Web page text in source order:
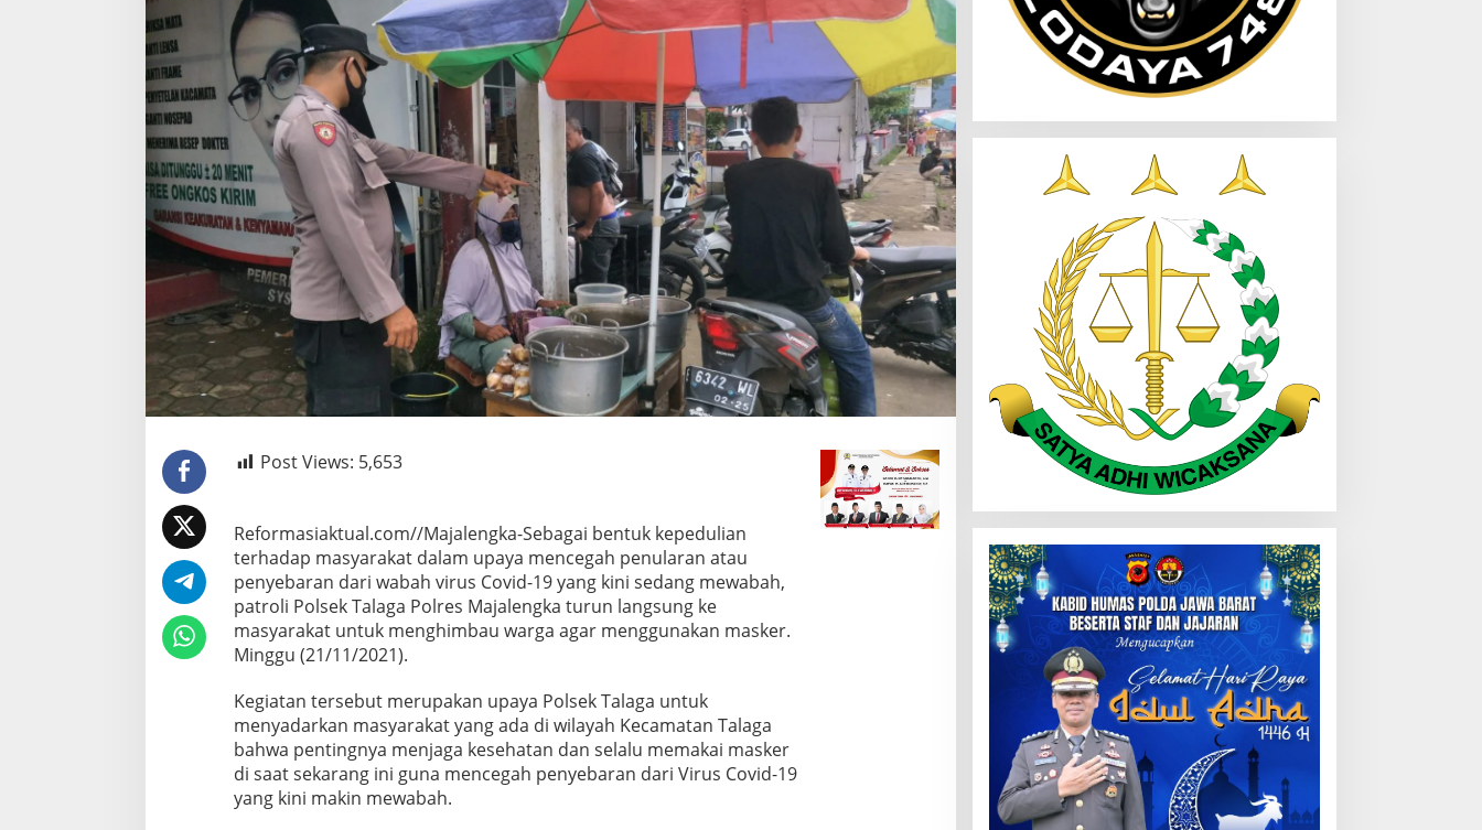
Post Views: 5,653
Reformasiaktual.com//Majalengka-Sebagai bentuk kepedulian
terhadap masyarakat dalam upaya mencegah penularan atau
penyebaran dari wabah virus Covid-19 yang kini sedang mewabah,
patroli Polsek Talaga Polres Majalengka turun langsung ke
masyarakat untuk menghimbau warga agar menggunakan masker.
Minggu (21/11/2021).
Kegiatan tersebut merupakan upaya Polsek Talaga untuk
menyadarkan masyarakat yang ada di wilayah Kecamatan Talaga
bahwa pentingnya menjaga kesehatan dan selalu memakai masker
di saat sekarang ini guna mencegah penyebaran dari Virus Covid-19
yang kini makin mewabah.